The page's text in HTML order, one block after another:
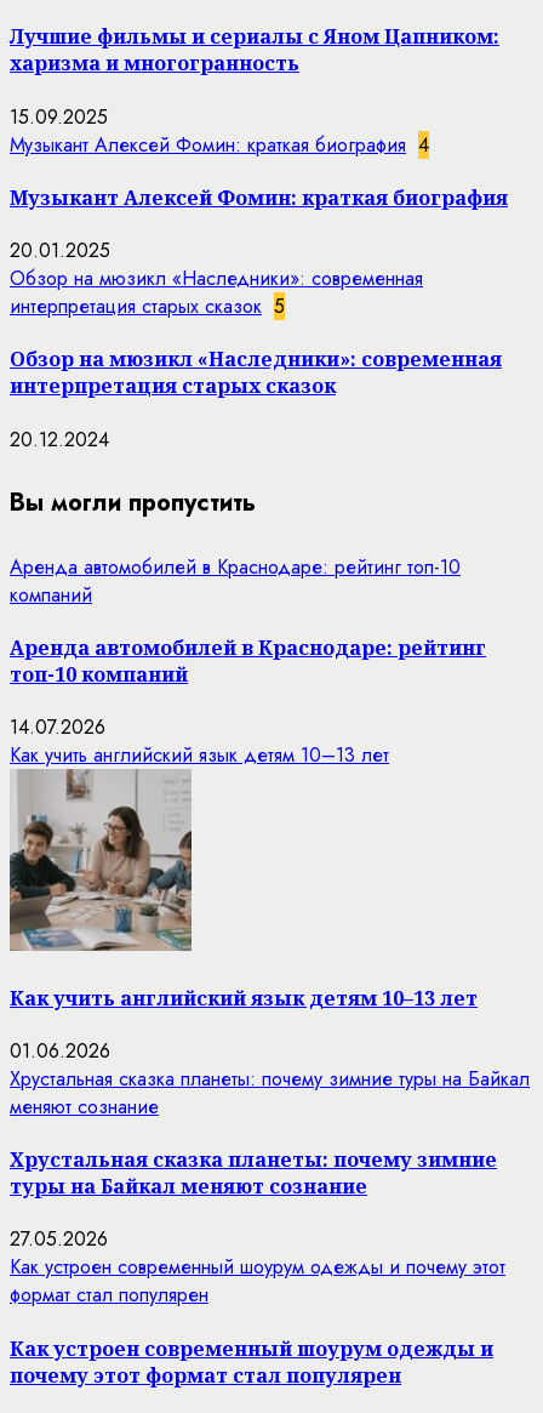
Лучшие фильмы и сериалы с Яном Цапником:
харизма и многогранность
15.09.2025
Музыкант Алексей Фомин: краткая биография 4
Музыкант Алексей Фомин: краткая биография
20.01.2025
Обзор на мюзикл «Наследники»: современная
интерпретация старых сказок 5
Обзор на мюзикл «Наследники»: современная
интерпретация старых сказок
20.12.2024
Вы могли пропустить
Аренда автомобилей в Краснодаре: рейтинг топ-10
компаний
Аренда автомобилей в Краснодаре: рейтинг
топ-10 компаний
14.07.2026
Как учить английский язык детям 10–13 лет
Как учить английский язык детям 10–13 лет
01.06.2026
Хрустальная сказка планеты: почему зимние туры на Байкал
меняют сознание
Хрустальная сказка планеты: почему зимние
туры на Байкал меняют сознание
27.05.2026
Как устроен современный шоурум одежды и почему этот
формат стал популярен
Как устроен современный шоурум одежды и
почему этот формат стал популярен